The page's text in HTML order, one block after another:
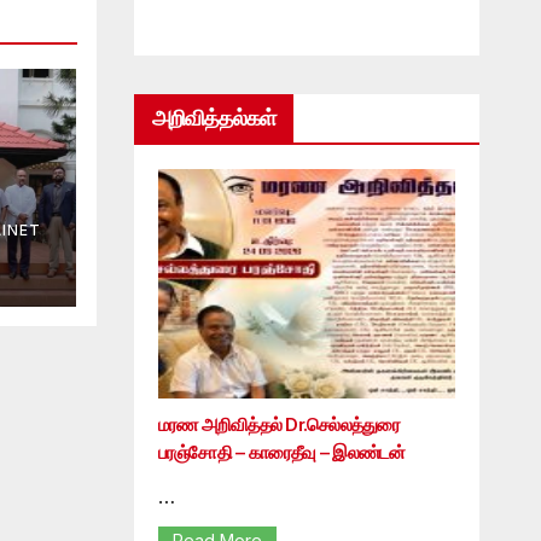
அறிவித்தல்கள்
மரண அறிவித்தல் Dr.செல்லத்துரை
பரஞ்சோதி – காரைதீவு – இலண்டன்
…